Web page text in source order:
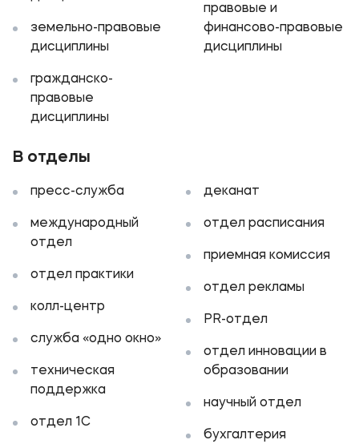
Подобрать программу
земельно-правовые
дисциплины
гражданско-
правовые
дисциплины
правовые и
финансово-правовые
дисциплины
В отделы
пресс-служба
международный
отдел
отдел практики
колл-центр
служба «одно окно»
техническая
поддержка
отдел 1С
деканат
отдел расписания
приемная комиссия
отдел рекламы
PR-отдел
отдел инновации в
образовании
научный отдел
бухгалтерия